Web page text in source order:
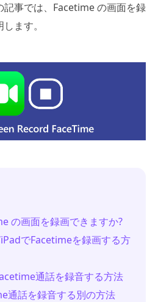
事では、Facetime の画面を録
ます。
の画面を録画できますか?
でFacetimeを録画する方
通話を録音する方法
通話を録音する別の方法